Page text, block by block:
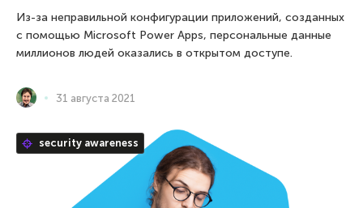
Из-за неправильной конфигурации приложений, созданных
с помощью Microsoft Power Apps, персональные данные
миллионов людей оказались в открытом доступе.
31 августа 2021
security awareness